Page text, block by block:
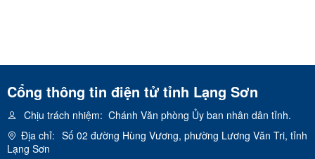
Cổng thông tin điện tử tỉnh Lạng Sơn
Chịu trách nhiệm: Chánh Văn phòng Ủy ban nhân dân tỉnh.
Địa chỉ: Số 02 đường Hùng Vương, phường Lương Văn Tri, tỉnh
Lạng Sơn